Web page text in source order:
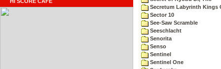
Secretum Labyrinth Kings
Sector 10
See-Saw Scramble
Seeschlacht
Senorita
Senso
Sentinel
Sentinel One